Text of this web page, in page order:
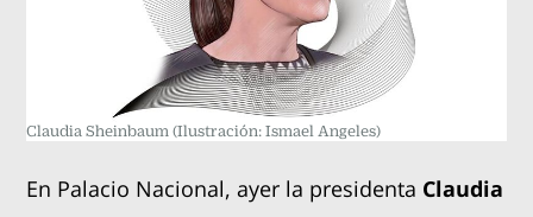
Claudia Sheinbaum(Ilustración: Ismael Angeles)
En Palacio Nacional, ayer la presidenta Claudia